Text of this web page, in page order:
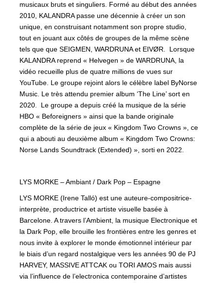
musicaux bruts et singuliers. Formé au début des années
2010, KALANDRA passe une décennie à créer un son
unique, en construisant notamment son propre studio,
tout en jouant aux côtés de groupes de la même scène
tels que que SEIGMEN, WARDRUNA et EIVØR. Lorsque
KALANDRA reprend « Helvegen » de WARDRUNA, la
vidéo recueille plus de quatre millions de vues sur
YouTube. Le groupe rejoint alors le célèbre label ByNorse
Music. Le très attendu premier album ‘The Line’ sort en
2020. Le groupe a depuis créé la musique de la série
HBO « Beforeigners » ainsi que la bande originale
complète de la série de jeux « Kingdom Two Crowns », ce
qui a abouti au deuxième album « Kingdom Two Crowns:
Norse Lands Soundtrack (Extended) », sorti en 2022.
LYS MORKE – Ambiant / Dark Pop – Espagne
LYS MORKE (Irene Talló) est une auteure-compositrice-
interprète, productrice et artiste visuelle basée à
Barcelone. A travers l’Ambient, la musique Electronique et
la Dark Pop, elle brouille les frontières entre les genres et
nous invite à explorer le monde émotionnel intérieur par
le biais d’un regard nostalgique vers les années 90 de PJ
HARVEY, MASSIVE ATTCAK ou TORI AMOS mais aussi
via l’influence de l’electronica contemporaine d’artistes